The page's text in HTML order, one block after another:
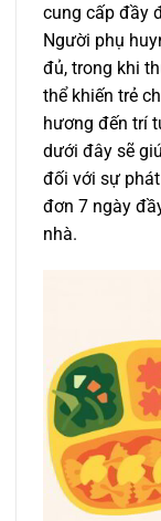
cung cấp đầy
Người phụ
đủ, trong khi
thể khiến trẻ
hương đến trí
dưới đây sẽ
đối với sự
đơn 7 ngày
nhà.